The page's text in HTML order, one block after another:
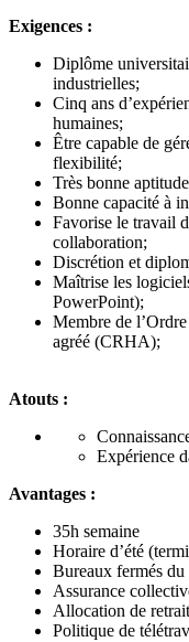
Exigences :
Diplôme
industrielles;
Cinq ans
humaines;
Être capable de
flexibilité;
Très bonne
Bonne capacité à
Favorise le travail
collaboration;
Discrétion et
Maîtrise les
PowerPoint);
Membre de
agréé (CRHA);
Atouts :
Expérience
Avantages :
35h semaine
Horaire d’été
Bureaux fermés
Assurance
Allocation de
Politique de